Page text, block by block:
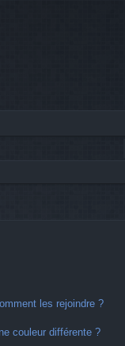
les rejoindre ?
couleur différente ?